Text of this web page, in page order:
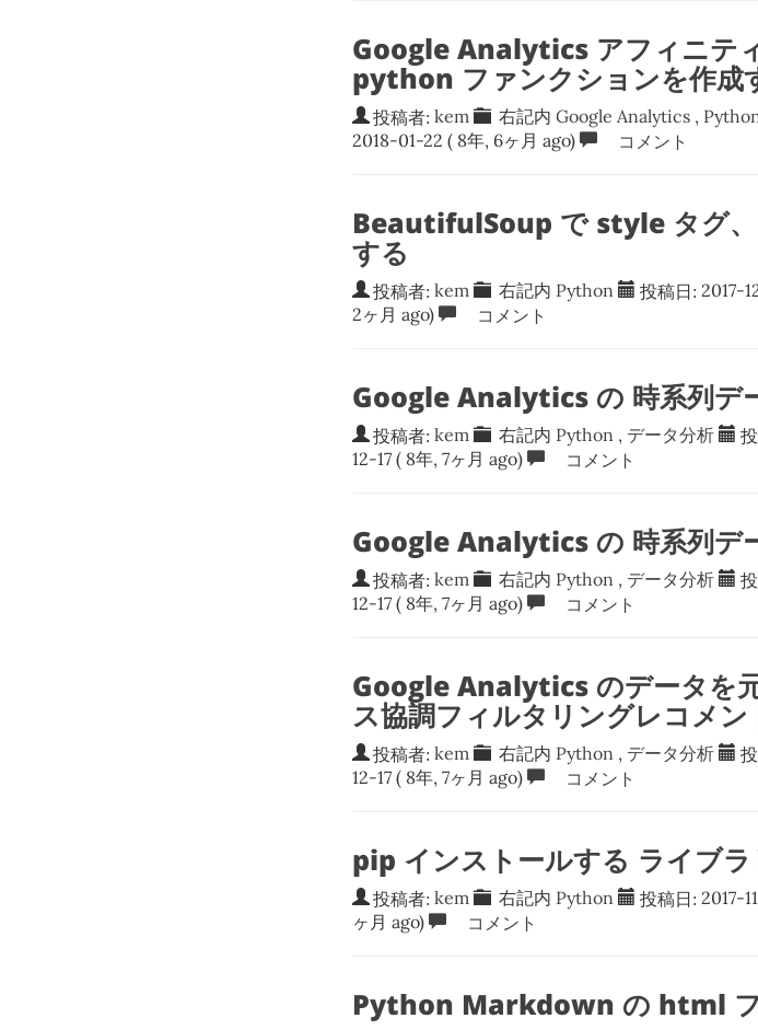
Google Analytics アフィニテ
python ファンクションを作成
投稿者: kem 右記内Google Analytics ,
2018-01-22 ( 8年, 6ヶ月 ago) コメント
BeautifulSoup で style タグ
する
投稿者: kem 右記内 Python 投稿日: 2017-
2ヶ月 ago)
コメント
Google Analytics の 時系列デ
投稿者: kem 右記内 Python , データ分析
12-17 ( 8年, 7ヶ月 ago) コメント
Google Analytics の 時系列デ
投稿者: kem 右記内 Python , データ分析
12-17 ( 8年, 7ヶ月 ago) コメント
Google Analytics のデータを
ス協調フィルタリングレコメン
投稿者: kem 右記内 Python , データ分析
12-17 ( 8年, 7ヶ月 ago) コメント
pip インストールする ライブ
投稿者: kem 右記内 Python 投稿日: 2017-
ヶ月 ago)
コメント
Python Markdown の html フ